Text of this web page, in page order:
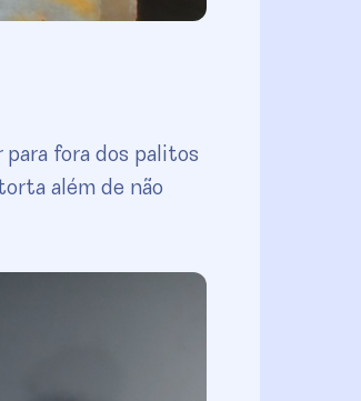
para fora dos palitos
além de não